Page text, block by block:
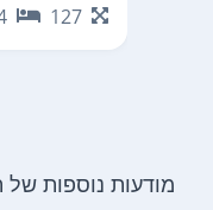
127
מודעות נוספות